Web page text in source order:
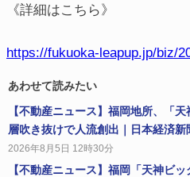
《詳細はこちら》
https://fukuoka-leapup.jp/biz/
あわせて読みたい
【不動産ニュース】福岡地所、「
層吹き抜けで人流創出｜日本経済新
2026年8月5日 12時30分
【不動産ニュース】福岡「天神ビ